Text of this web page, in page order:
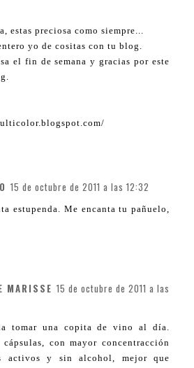
estas preciosa como siempre...
yo de cositas con tu blog.
el fin de semana y gracias por este
15 de octubre de 2011 a las 12:32
estupenda. Me encanta tu pañuelo,
MARISSE 15 de octubre de 2011 a las
tomar una copita de vino al día.
con mayor concentracción
activos y sin alcohol, mejor que